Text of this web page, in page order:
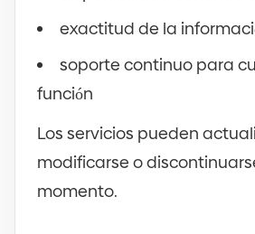
exactitud de la
soporte continuo para
función
Los servicios pueden
modificarse o
momento.